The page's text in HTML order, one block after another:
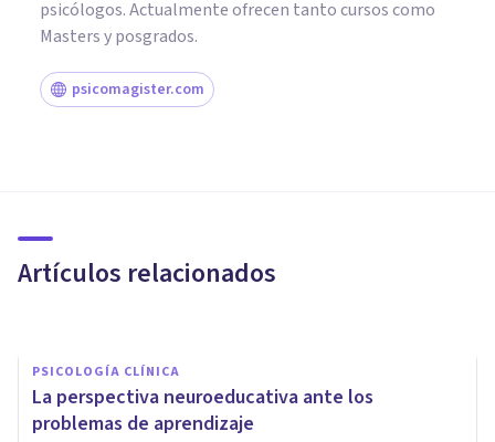
psicólogos. Actualmente ofrecen tanto cursos como
Masters y posgrados.
psicomagister.com
Artículos relacionados
Logopedia
PSICOLOGÍA CLÍNICA
La perspectiva neuroeducativa ante los
problemas de aprendizaje